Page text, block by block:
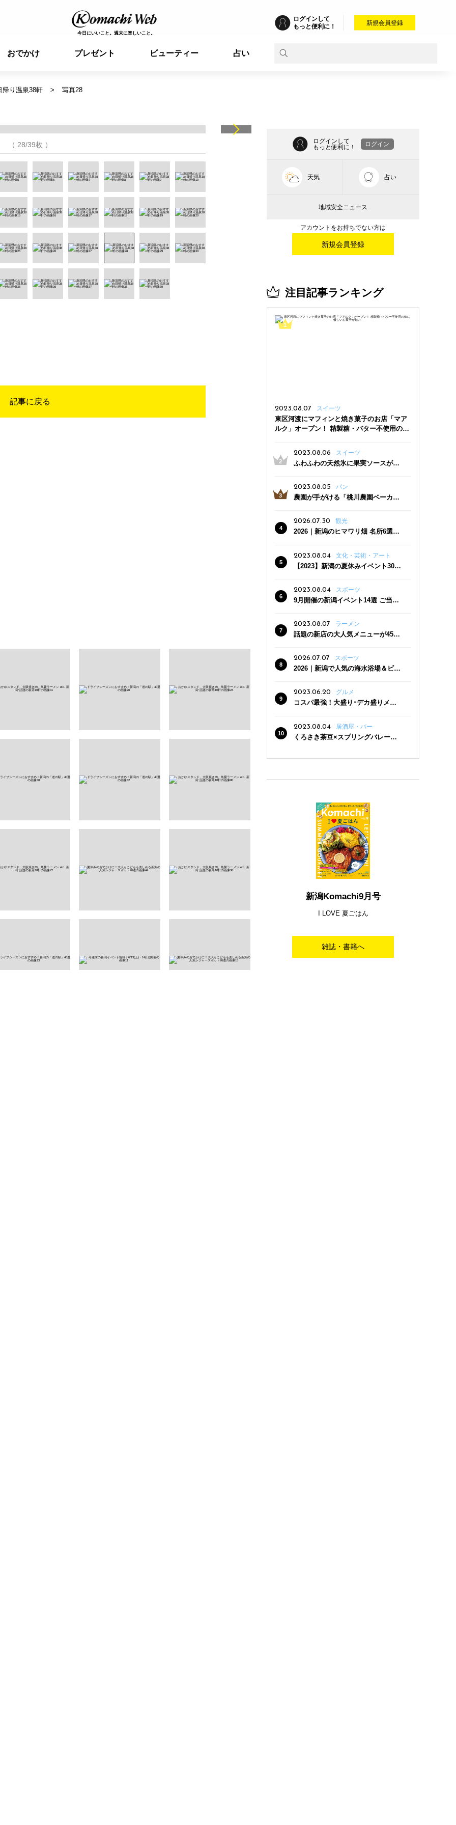
今日にいいこと。週末に楽しいこと。
ログインして
もっと便利に！
新規会員登録
おでかけ プレゼント ビューティー 占い
帰り温泉38軒 写真28
（ 28/39枚 ）
記事に戻る
ログインして
もっと便利に！
ログイン
天気 占い
地域安全ニュース
アカウントをお持ちでない方は
新規会員登録
注目記事ランキング
2023.08.07 スイーツ
東区河渡にマフィンと焼き菓子のお店「マア
ルク」オープン！ 精製糖・バター不使用の体
2023.08.06
スイーツ
ふわふわの天然氷に果実ソースがた
三条駅近くにオープン
2023.08.05 パン
農園が手がける「桃川農園ベーカリ
った焼きたてパンのほか、ジェラー
トやスムージーも
2026.07.30 観光
2026｜新潟のヒマワリ畑 名所6選
2023.08.04
文化・芸術・アート
【2023】新潟の夏休みイベント30
2023.08.04
スポーツ
9月開催の新潟イベント14選 ご当地
2023.08.07 ラーメン
話題の新店の大人気メニューが450
クーポン登場
2026.07.07 スポーツ
2026｜新潟で人気の海水浴場＆ビー
2023.06.20
グルメ
コスパ最強！大盛り･デカ盛りメニ
2023.08.04
居酒屋・バー
くろさき茶豆×スプリングバレー豊
新潟Komachi9月号
I LOVE 夏ごはん
雑誌・書籍へ